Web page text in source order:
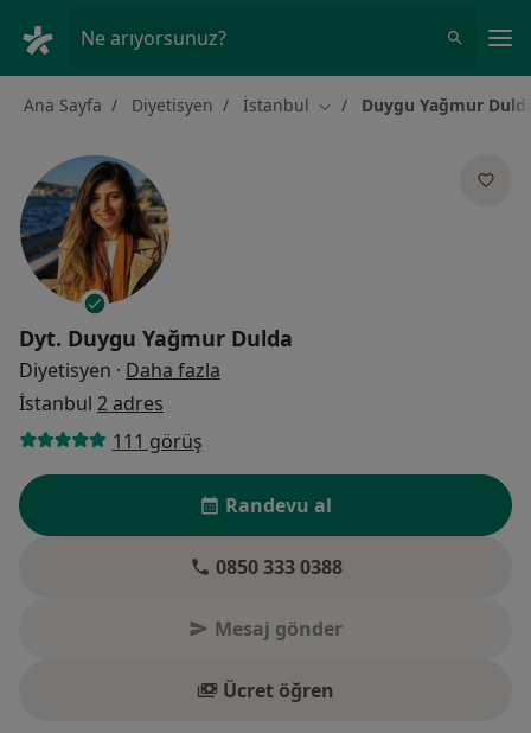
Ne arıyorsunuz?
Ana Sayfa Diyetisyen İstanbul Şehir değiştir
Duygu Yağmur
Dyt. Duygu Yağmur Dulda
Diyetisyen · Daha fazla
İstanbul 2 adres
111 görüş
Randevu al
0850 333 0388
Mesaj gönder
Ücret öğren